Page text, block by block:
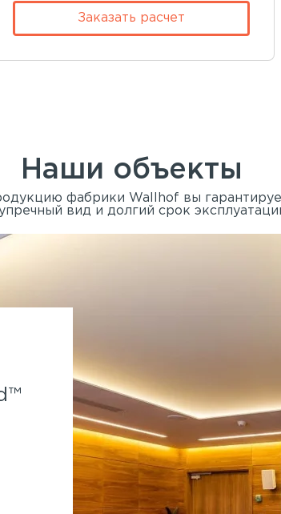
Заказать расчет
Наши объекты
фабрики Wallhof вы
вид и долгий срок
Spa-отель Parklane.
Применены панели
System™
860 кв.м
Генподрядчик:Ленмонтаж
Адрес:Крестовский остров,